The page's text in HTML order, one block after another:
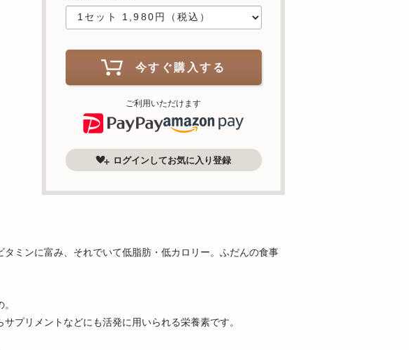
今すぐ購入する
ご利用いただけます
ログインしてお気に入り登録
ミンに富み、それでいて低脂肪・低カロリー。ふだんの食事
プリメントなどにも活発に用いられる栄養素です。